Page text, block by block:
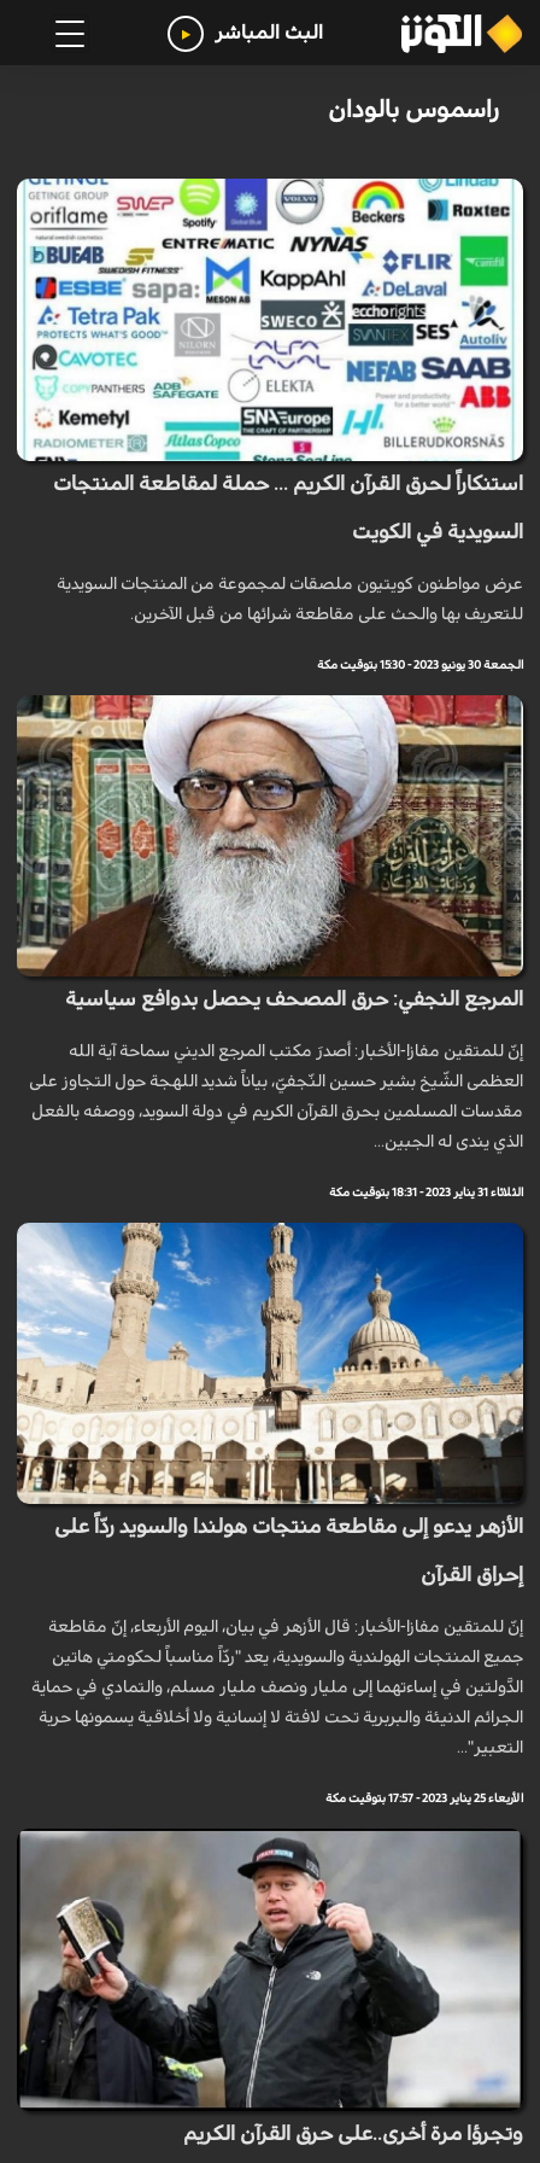
البث المباشر
راسموس بالودان
استنكاراً لحرق القرآن الكريم ... حملة لمقاطعة المنتجات
السويدية في الكويت
عرض مواطنون كويتيون ملصقات لمجموعة من المنتجات السويدية
للتعريف بها والحث على مقاطعة شرائها من قبل الآخرين.
الجمعة 30 يونيو 2023 - 15:30 بتوقيت مكة
المرجع النجفي: حرق المصحف يحصل بدوافع سياسية
إنّ للمتقين مفازا-الأخبار: أصدرَ مكتب المرجع الديني سماحة آية الله
العظمى الشّيخ بشير حسين النّجفيّ، بياناً شديد اللهجة حول التجاوز على
مقدسات المسلمين بحرق القرآن الكريم في دولة السويد، ووصفه بالفعل
الذي يندى له الجبين...
الثلاثاء 31 يناير 2023 - 18:31 بتوقيت مكة
الأزهر يدعو إلى مقاطعة منتجات هولندا والسويد ردّاً على
إحراق القرآن
إنّ للمتقين مفازا-الأخبار: قال الأزهر في بيان، اليوم الأربعاء، إنّ مقاطعة
جميع المنتجات الهولندية والسويدية، يعد "ردّاً مناسباً لحكومتي هاتين
الدَّولتين في إساءتهما إلى مليار ونصف مليار مسلم، والتمادي في حماية
الجرائم الدنيئة والبربرية تحت لافتة لا إنسانية ولا أخلاقية يسمونها حرية
التعبير"...
الأربعاء 25 يناير 2023 - 17:57 بتوقيت مكة
وتجرؤا مرة أخرى..على حرق القرآن الكريم